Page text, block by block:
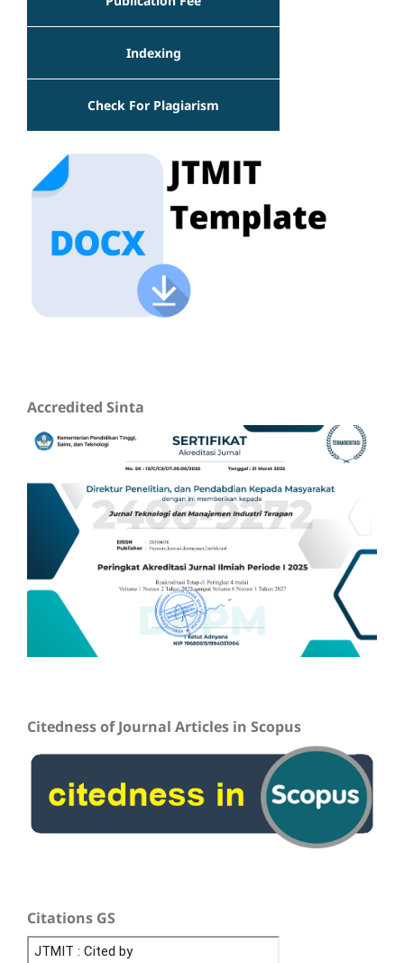
Indexing
Check For Plagiarism
Accredited Sinta
Citedness of Journal Articles in Scopus
Citations GS